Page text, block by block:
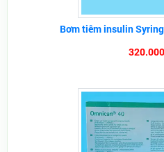
Bơm tiêm insulin